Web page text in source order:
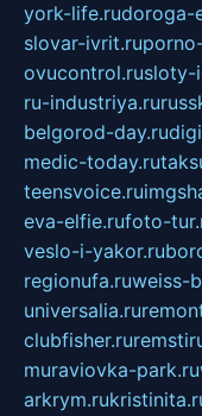
york-life.rudoroga-
slovar-ivrit.ru
ovucontrol.rusloty-
ru-industriya.ru
belgorod-day.ru
medic-today.ru
teensvoice.ru
eva-elfie.rufoto-
veslo-i-yakor.ru
regionufa.ruweiss-
universalia.ru
clubfisher.ru
muraviovka-park.ru
arkrym.ru